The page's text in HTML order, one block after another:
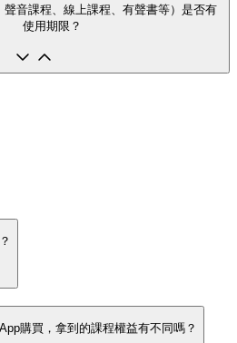
音課程、線上課程、有聲書等）是否有
使用期限？
購買，拿到的課程權益有不同嗎？